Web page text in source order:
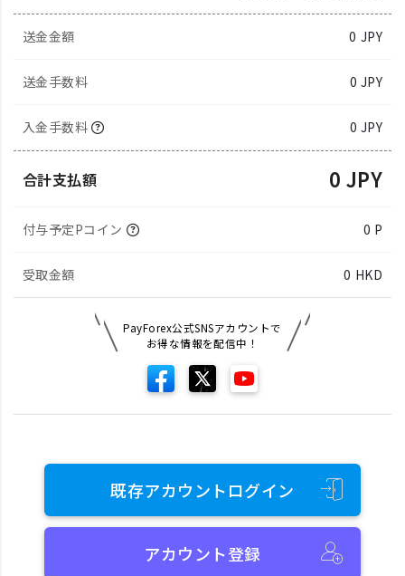
送金金額 0 JPY
送金手数料 0 JPY
入金手数料 0 JPY
合計支払額 0 JPY
付与予定Pコイン 0 P
受取金額 0 HKD
PayForex公式SNSアカウントで
お得な情報を配信中！
既存アカウントログイン
アカウント登録